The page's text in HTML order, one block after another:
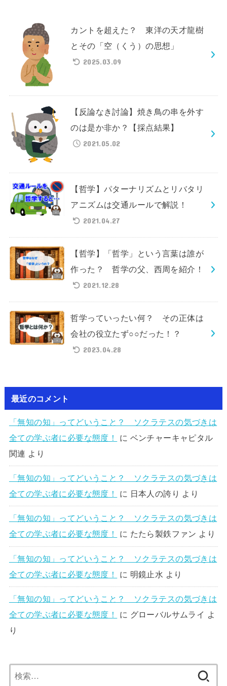
カントを超えた？ 東洋の天才龍樹
とその「空（くう）の思想」
2025.03.09
【反論なき討論】焼き鳥の串を外す
のは是か非か？【採点結果】
2021.05.02
【哲学】パターナリズムとリバタリ
アニズムは交通ルールで解説！
2021.04.27
【哲学】「哲学」という言葉は誰が
作った？ 哲学の父、西周を紹介！
2021.12.28
哲学っていったい何？ その正体は
会社の役立たず○○だった！？
2023.04.28
最近のコメント
「無知の知」ってどいうこと？ ソクラテスの気づきは
全ての学ぶ者に必要な態度！
に ベンチャーキャピタル
関連 より
「無知の知」ってどいうこと？ ソクラテスの気づきは
全ての学ぶ者に必要な態度！
に 日本人の誇り より
「無知の知」ってどいうこと？ ソクラテスの気づきは
全ての学ぶ者に必要な態度！
に たたら製鉄ファン より
「無知の知」ってどいうこと？ ソクラテスの気づきは
全ての学ぶ者に必要な態度！
に 明鏡止水 より
「無知の知」ってどいうこと？ ソクラテスの気づきは
全ての学ぶ者に必要な態度！
に グローバルサムライ よ
り